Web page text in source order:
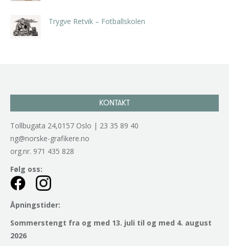
Trygve Retvik – Fotballskolen
KONTAKT
Tollbugata 24,0157 Oslo | 23 35 89 40
ng@norske-grafikere.no
org.nr. 971 435 828
Følg oss:
Åpningstider:
Sommerstengt fra og med 13. juli til og med 4. august
2026